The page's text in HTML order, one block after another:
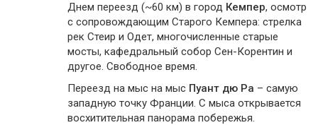
Днем переезд (~60 км) в город Кемпер, осмотр
с сопровождающим Старого Кемпера: стрелка
рек Стеир и Одет, многочисленные старые
мосты, кафедральный собор Сен-Корентин и
другое. Свободное время.
Переезд на мыс на мыс Пуант дю Ра – самую
западную точку Франции. С мыса открывается
восхитительная панорама побережья.